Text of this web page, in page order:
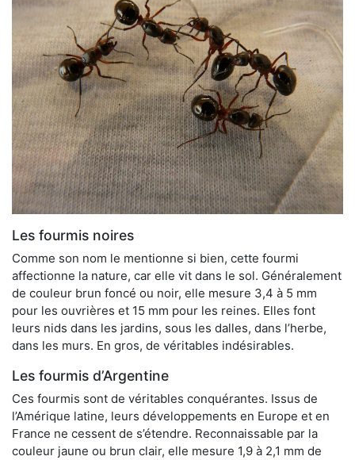
Les fourmis noires
Comme son nom le mentionne si bien, cette fourmi
affectionne la nature, car elle vit dans le sol. Généralement
de couleur brun foncé ou noir, elle mesure 3,4 à 5 mm
pour les ouvrières et 15 mm pour les reines. Elles font
leurs nids dans les jardins, sous les dalles, dans l’herbe,
dans les murs. En gros, de véritables indésirables.
Les fourmis d’Argentine
Ces fourmis sont de véritables conquérantes. Issus de
l’Amérique latine, leurs développements en Europe et en
France ne cessent de s’étendre. Reconnaissable par la
couleur jaune ou brun clair, elle mesure 1,9 à 2,1 mm de